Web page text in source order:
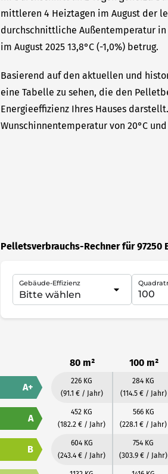
mittleren 4 Heiztagen im August der
durchschnittliche Außentemperatur in
im August 2025 13,8°C (-1,0%) betrug.
Basierend auf den aktuellen und
eine Tabelle zu sehen, die den
Energieeffizienz Ihres Hauses
Wunschinnentemperatur von 20°C
Pelletsverbrauchs-Rechner für 97250
Gebäude-Effizienz
80 m² 100 m²
A+
226 KG
(91.1 € / Jahr)
284 KG
(114.5 € / Jahr)
A
452 KG
(182.2 € / Jahr)
566 KG
(228.1 € / Jahr)
B
604 KG
(243.4 € / Jahr)
754 KG
(303.9 € / Jahr)